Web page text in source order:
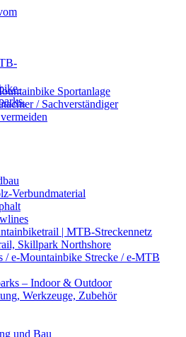
Sportanlage
/ Sachverständiger
Verbundmaterial
| MTB-Streckennetz
Skillpark Northshore
/ e-Mountainbike Strecke / e-MTB
– Indoor & Outdoor
Werkzeuge, Zubehör
und Bau